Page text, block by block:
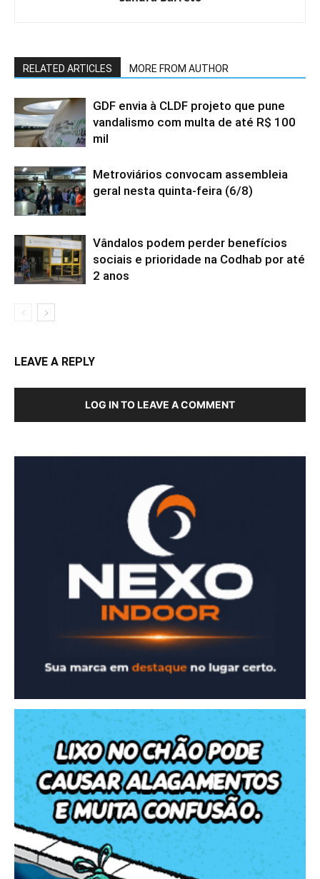
RELATED ARTICLES MORE FROM AUTHOR
GDF envia à CLDF projeto que pune
vandalismo com multa de até R$ 100
mil
Metroviários convocam assembleia
geral nesta quinta-feira (6/8)
Vândalos podem perder benefícios
sociais e prioridade na Codhab por até
2 anos
LEAVE A REPLY
LOG IN TO LEAVE A COMMENT